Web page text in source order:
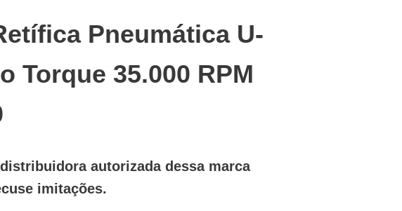
Pneumática U-
Torque 35.000 RPM
autorizada dessa marca
imitações.